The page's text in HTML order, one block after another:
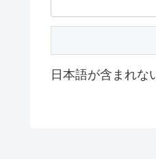
日本語が含まれな